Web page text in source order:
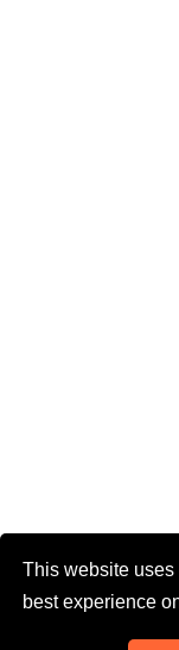
This website
best experience